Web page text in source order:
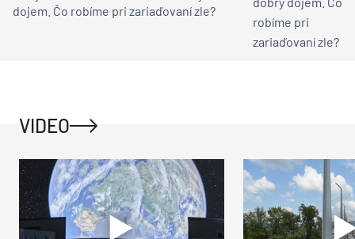
dojem. Čo robíme pri zariaďovaní zle?
VIDEO